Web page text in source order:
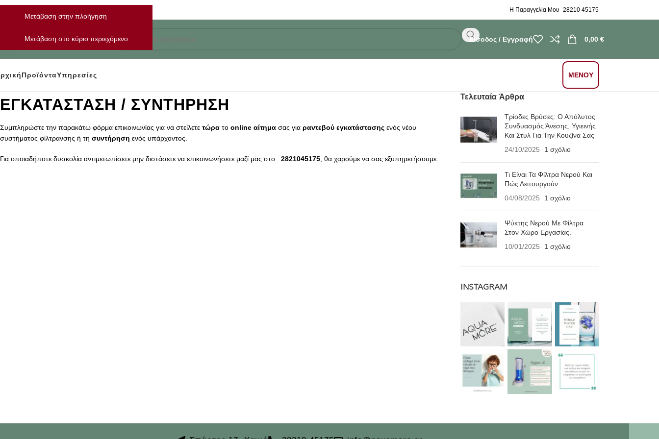
Μετάβαση στην πλοήγηση
Μετάβαση στο κύριο περιεχόμενο
Η Παραγγελία Μου 28210 45175
Είσοδος / Εγγραφή 0,00 €
ΠροϊόνταΥπηρεσίες ΜΕΝΟΥ
ΕΓΚΑΤΑΣΤΑΣΗ / ΣΥΝΤΗΡΗΣΗ
Συμπληρώστε την παρακάτω φόρμα επικοινωνίας για να στείλετε τώρα το online αίτημα σας για ραντεβού εγκατάστασης ενός νέου
συστήματος φίλτρανσης ή τη συντήρηση ενός υπάρχοντος.
Για οποιαδήποτε δυσκολία αντιμετωπίσετε μην διστάσετε να επικοινωνήσετε μαζί μας στο : 2821045175 , θα χαρούμε να σας εξυπηρετήσουμε.
Τελευταία Άρθρα
Τρίοδες Βρύσες: Ο Απόλυτος
Συνδυασμός Άνεσης, Υγιεινής
Και Στυλ Για Την Κουζίνα Σας
24/10/2025
1 σχόλιο
Τι Είναι Τα Φίλτρα Νερού Και
Πώς Λειτουργούν
04/08/2025
1 σχόλιο
Ψύκτης Νερού Με Φίλτρα
Στον Χώρο Εργασίας.
10/01/2025
1 σχόλιο
INSTAGRAM